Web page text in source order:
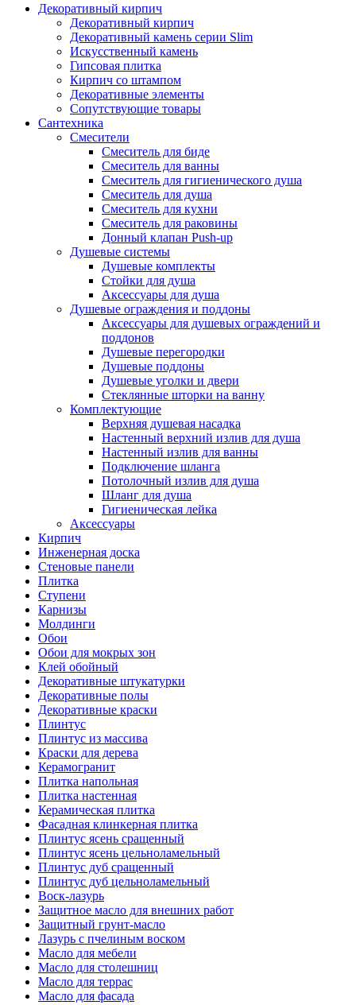
Декоративный кирпич
Декоративный кирпич
Декоративный камень серии Slim
Искусственный камень
Гипсовая плитка
Кирпич со штампом
Декоративные элементы
Сопутствующие товары
Сантехника
Смесители
Смеситель для биде
Смеситель для ванны
Смеситель для гигиенического душа
Смеситель для душа
Смеситель для кухни
Смеситель для раковины
Донный клапан Push-up
Душевые системы
Душевые комплекты
Стойки для душа
Аксессуары для душа
Душевые ограждения и поддоны
Аксессуары для душевых ограждений и
поддонов
Душевые перегородки
Душевые поддоны
Душевые уголки и двери
Стеклянные шторки на ванну
Комплектующие
Верхняя душевая насадка
Настенный верхний излив для душа
Настенный излив для ванны
Подключение шланга
Потолочный излив для душа
Шланг для душа
Гигиеническая лейка
Аксессуары
Кирпич
Инженерная доска
Стеновые панели
Плитка
Ступени
Карнизы
Молдинги
Обои
Обои для мокрых зон
Клей обойный
Декоративные штукатурки
Декоративные полы
Декоративные краски
Плинтус
Плинтус из массива
Краски для дерева
Керамогранит
Плитка напольная
Плитка настенная
Керамическая плитка
Фасадная клинкерная плитка
Плинтус ясень сращенный
Плинтус ясень цельноламельный
Плинтус дуб сращенный
Плинтус дуб цельноламельный
Воск-лазурь
Защитное масло для внешних работ
Защитный грунт-масло
Лазурь с пчелиным воском
Масло для мебели
Масло для столешниц
Масло для террас
Масло для фасада